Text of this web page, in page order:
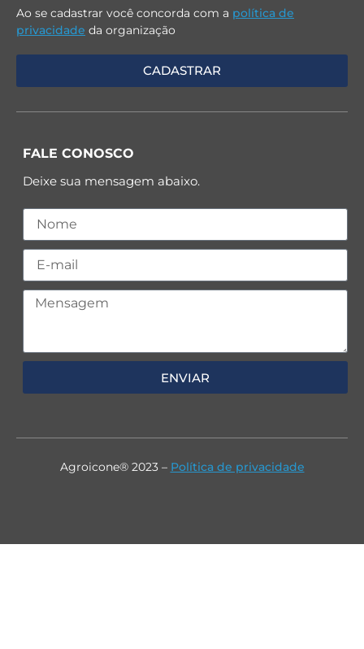
Ao se cadastrar você concorda com a política de
privacidade da organização
FALE CONOSCO
Deixe sua mensagem abaixo.
ENVIAR
Agroicone® 2023 – Política de privacidade